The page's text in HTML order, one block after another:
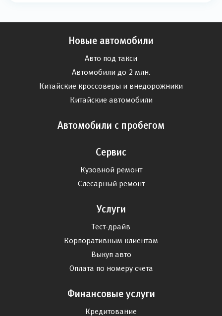
Новые автомобили
Авто под такси
Автомобили до 2 млн.
Китайские кроссоверы и внедорожники
Китайские автомобили
Автомобили с пробегом
Сервис
Кузовной ремонт
Слесарный ремонт
Услуги
Тест-драйв
Корпоративным клиентам
Выкуп авто
Оплата по номеру счета
Финансовые услуги
Кредитование